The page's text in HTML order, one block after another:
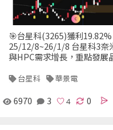
🎯台星科(3265)獲利
25/12/8~26/1/8 台星科3奈
與HPC需求增長，重點發展
台星科 華景電
6970 3 0